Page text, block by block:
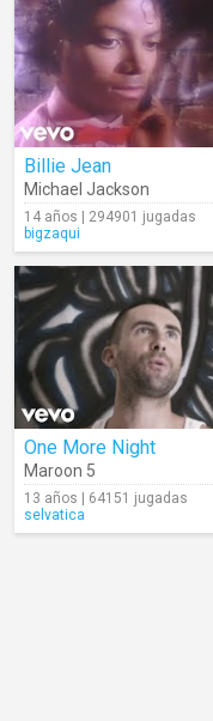
Billie Jean
Michael Jackson
14 años | 294901 jugadas
bigzaqui
One More Night
Maroon 5
13 años | 64151 jugadas
selvatica